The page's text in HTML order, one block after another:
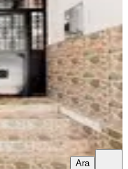
05.08.2026
Ara